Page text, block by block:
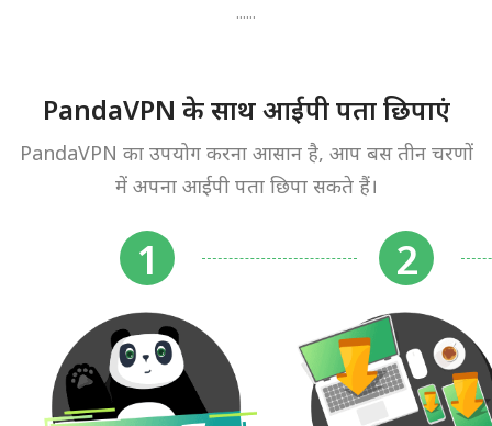
......
PandaVPN के साथ आईपी पता छिपाएं
PandaVPN का उपयोग करना आसान है, आप बस तीन चरणों
में अपना आईपी पता छिपा सकते हैं।